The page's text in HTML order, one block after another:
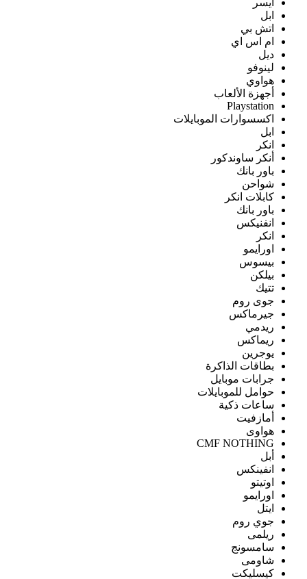
أيسر
ابل
اتش بي
ام اس اي
ديل
لينوفو
هواوي
أجهزة الألعاب
Playstation
اكسسوارات الموبايلات
ابل
انكر
أنكر ساوندكور
باور بانك
شواحن
كابلات انكر
باور بانك
انفنيكس
انكر
اورايمو
بيسوس
بيلكن
تتيك
جوى روم
جيرماكس
ريدمي
ريماكس
يوجرين
بطاقات الذاكرة
جرابات موبايل
حوامل للموبايلات
ساعات ذكية
أمازفيت
هواوى
CMF NOTHING
أبل
انفينكس
اوتيتو
اورايمو
ايتل
جوي روم
ريلمى
سامسونج
شاومى
كيسليكت